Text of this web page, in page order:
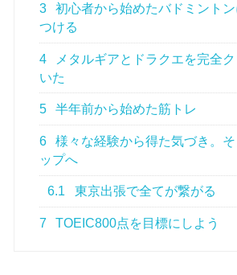
3
初心者から始めたバドミント
つける
4
メタルギアとドラクエを完全
いた
5 半年前から始めた筋トレ
6
様々な経験から得た気づき。
ップへ
6.1 東京出張で全てが繋がる
7 TOEIC800点を目標にしよう